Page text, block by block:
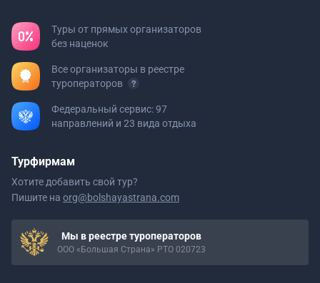
Туры от прямых организаторов
без наценок
Все организаторы в реестре
туроператоров
Федеральный сервис: 97
направлений и 23 вида отдыха
Турфирмам
Хотите добавить свой тур?
Пишите на org@bolshayastrana.com
Мы в реестре туроператоров
ООО «Большая Страна» РТО 020723